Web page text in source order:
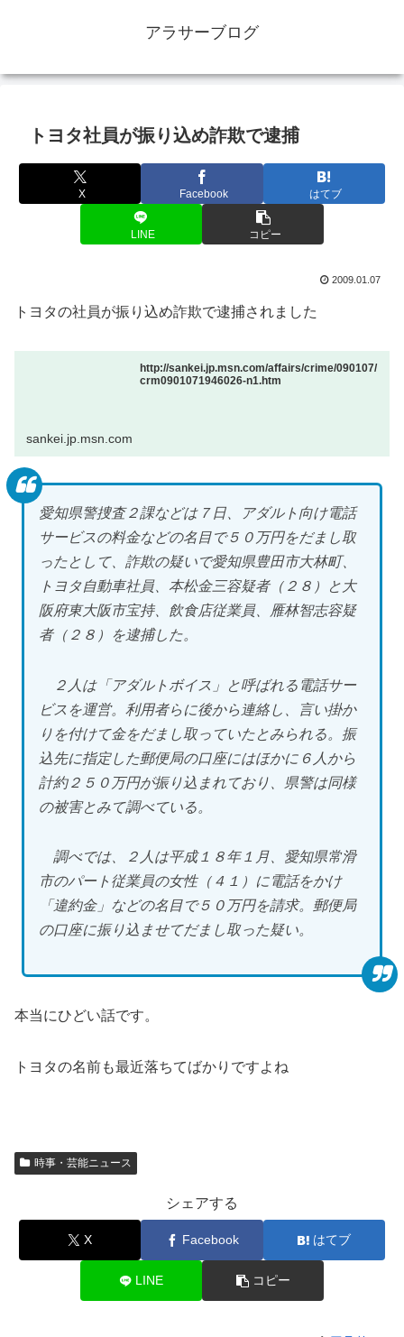
アラサーブログ
トヨタ社員が振り込め詐欺で逮捕
X Facebook はてブ
LINE コピー
2009.01.07
トヨタの社員が振り込め詐欺で逮捕されました
http://sankei.jp.msn.com/affairs/crime/090107/
crm0901071946026-n1.htm
sankei.jp.msn.com
愛知県警捜査２課などは７日、アダルト向け電話
サービスの料金などの名目で５０万円をだまし取
ったとして、詐欺の疑いで愛知県豊田市大林町、
トヨタ自動車社員、本松金三容疑者（２８）と大
阪府東大阪市宝持、飲食店従業員、雁林智志容疑
者（２８）を逮捕した。
２人は「アダルトボイス」と呼ばれる電話サー
ビスを運営。利用者らに後から連絡し、言い掛か
りを付けて金をだまし取っていたとみられる。振
込先に指定した郵便局の口座にはほかに６人から
計約２５０万円が振り込まれており、県警は同様
の被害とみて調べている。
調べでは、２人は平成１８年１月、愛知県常滑
市のパート従業員の女性（４１）に電話をかけ
「違約金」などの名目で５０万円を請求。郵便局
の口座に振り込ませてだまし取った疑い。
本当にひどい話です。
トヨタの名前も最近落ちてばかりですよね
時事・芸能ニュース
シェアする
X Facebook はてブ
LINE コピー